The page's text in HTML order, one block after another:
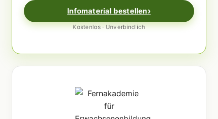
Infomaterial bestellen
Kostenlos · Unverbindlich